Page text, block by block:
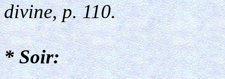
divine, p. 110.
* Soir: